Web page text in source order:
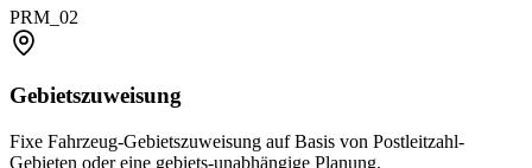
PRM_02
Gebietszuweisung
Fixe Fahrzeug-Gebietszuweisung auf Basis von Postleitzahl-
Gebieten oder eine gebiets-unabhängige Planung.